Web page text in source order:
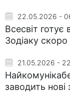
22.05.2026 -
Всесвіт готує
Зодіаку
21.05.2026 -
заводить